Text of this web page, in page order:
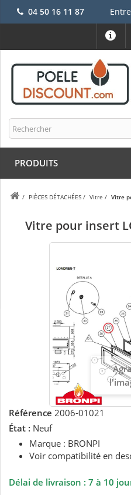
04 50 16 11 87
PRODUITS
/ PIÈCES DÉTACHÉES / Vitre / Vitre
Vitre pour insert
Référence 2006-01021
État : Neuf
Marque : BRONPI
Voir compatibilité en
Délai de livraison : 7 à 10